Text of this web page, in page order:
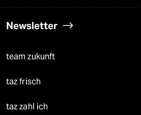
Newsletter
team zukunft
taz frisch
taz zahl ich